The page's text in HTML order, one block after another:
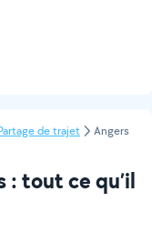
de trajet Angers
: tout ce qu’il